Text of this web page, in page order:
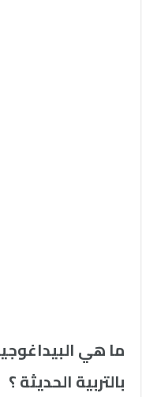
ما هي
بالتربية الحديثة ؟